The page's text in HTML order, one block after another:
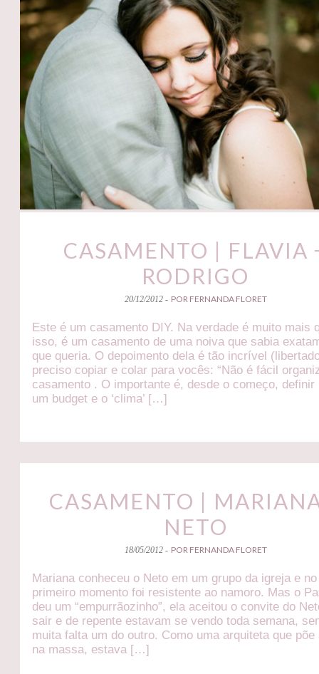
CASAMENTO | FLAVIA
RODRIGO
20/12/2012 - POR FERNANDA FLORET
Este é um casamento DIY. Na verdade é muito mais
isso, é um casamento de uma noiva que sabia
que queria. O depoimento dela é tão incrível
preciso copiar e colar para vocês: “Não é fácil
casamento . O importante é, desde o começo, definir
um budget e o ‘clima’ […]
CASAMENTO |
NETO
18/05/2012 - POR FERNANDA FLORET
Mariana conheceu o Neto em um grupo da igreja e no
primeiro momento foi resistente ao namoro. Mas o
deu um “empurrãozinho”, ela aceitou o convite do
sair e de repente estavam se vendo toda semana,
muita falta um do outro. Como uma arquiteta que põe
na massa, estava […]